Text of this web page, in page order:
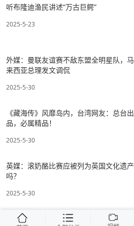
听布隆迪渔民讲述“万古巨鳄”
2025-5-23
外媒：曼联友谊赛不敌东盟全明星队，马
来西亚总理发文调侃
2025-5-30
《藏海传》风靡岛内，台湾网友：总台出
品，必属精品！
2025-5-30
英媒：滚奶酪比赛应被列为英国文化遗产
吗？
2025-5-30